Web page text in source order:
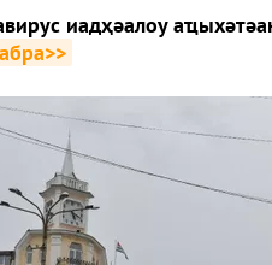
иадҳәалоу
абра>>